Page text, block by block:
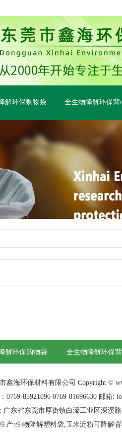
解环保购物袋 全生物降解环保背
解环保购物袋 全生物降解环保
鑫海环保材料有限公司 Copyright ©
0769-85921096 0769-81696630 邮箱:
广东省东莞市厚街镇白濠工业区深溪
产:生物降解塑料袋,玉米淀粉可降解